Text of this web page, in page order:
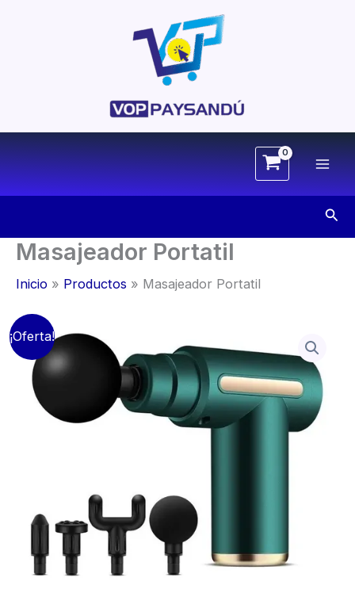
Masajeador Portatil
Inicio Productos Masajeador Portatil
¡Oferta!